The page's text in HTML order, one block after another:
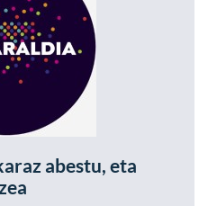
abestu, eta